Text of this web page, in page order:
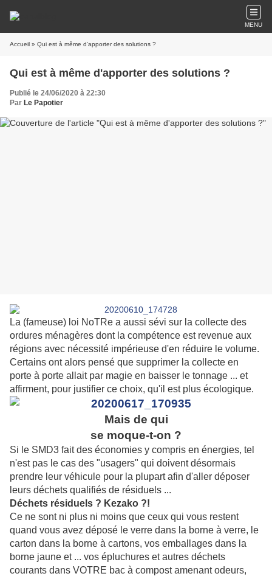
MENU
Accueil » Qui est à même d'apporter des solutions ?
Qui est à même d'apporter des solutions ?
Publié le 24/06/2020 à 22:30
Par Le Papotier
La (fameuse) loi NoTRe a aussi sévi sur la collecte des
ordures ménagères dont la compétence est revenue aux
régions avec nécessité impérieuse d'en réduire le volume.
Certains ont alors pensé que supprimer la collecte en
porte à porte allait par magie en baisser le tonnage ... et
affirment, pour justifier ce choix, qu'il est plus écologique.
Mais de qui
se moque-t-on ?
Si le SMD3 fait des économies y compris en énergies, tel
n'est pas le cas des "usagers" qui doivent désormais
prendre leur véhicule pour la plupart afin d'aller déposer
leurs déchets qualifiés de résiduels ...
Déchets résiduels ? Kezako ?!
Ce ne sont ni plus ni moins que ceux qui vous restent
quand vous avez déposé le verre dans la borne à verre, le
carton dans la borne à cartons, vos emballages dans la
borne jaune et ... vos épluchures et autres déchets
courants dans VOTRE bac à compost amenant odeurs,